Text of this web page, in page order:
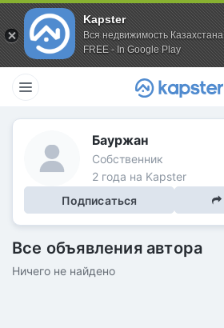
Kapster
Вся недвижимость Казахстана
FREE - In Google Play
Бауржан
Собственник
2 года на Kapster
Подписаться
Все объявления автора
Ничего не найдено